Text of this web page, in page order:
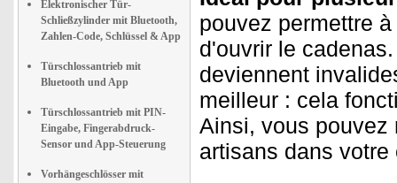
Elektronischer Tür-
Schließzylinder mit Bluetooth,
Zahlen-Code, Schlüssel & App
Türschlossantrieb mit
Bluetooth und App
Türschlossantrieb mit PIN-
Eingabe, Fingerabdruck-
Sensor und App-Steuerung
Vorhängeschlösser mit
pouvez permettre
d'ouvrir le
deviennent
meilleur : cela
Ainsi, vous pouvez
artisans dans votre